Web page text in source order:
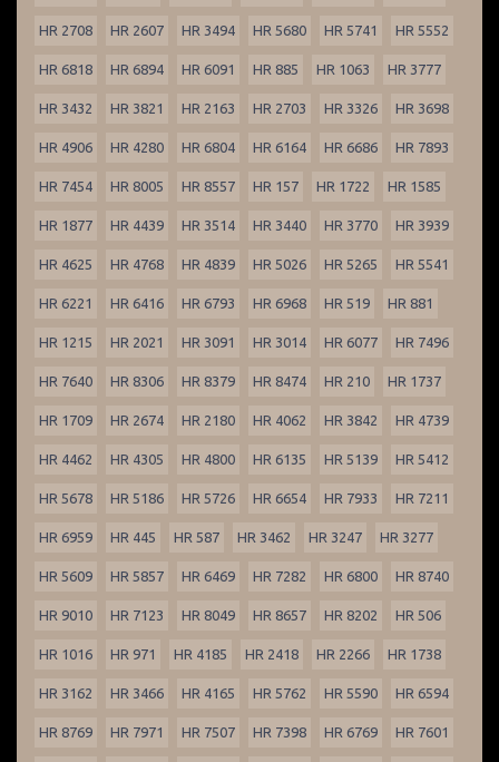
HR 2708 HR 2607 HR 3494 HR 5680 HR 5741 HR 5552
HR 6818 HR 6894 HR 6091 HR 885 HR 1063 HR 3777
HR 3432 HR 3821 HR 2163 HR 2703 HR 3326 HR 3698
HR 4906 HR 4280 HR 6804 HR 6164 HR 6686 HR 7893
HR 7454 HR 8005 HR 8557 HR 157 HR 1722 HR 1585
HR 1877 HR 4439 HR 3514 HR 3440 HR 3770 HR 3939
HR 4625 HR 4768 HR 4839 HR 5026 HR 5265 HR 5541
HR 6221 HR 6416 HR 6793 HR 6968 HR 519 HR 881
HR 1215 HR 2021 HR 3091 HR 3014 HR 6077 HR 7496
HR 7640 HR 8306 HR 8379 HR 8474 HR 210 HR 1737
HR 1709 HR 2674 HR 2180 HR 4062 HR 3842 HR 4739
HR 4462 HR 4305 HR 4800 HR 6135 HR 5139 HR 5412
HR 5678 HR 5186 HR 5726 HR 6654 HR 7933 HR 7211
HR 6959 HR 445 HR 587 HR 3462 HR 3247 HR 3277
HR 5609 HR 5857 HR 6469 HR 7282 HR 6800 HR 8740
HR 9010 HR 7123 HR 8049 HR 8657 HR 8202 HR 506
HR 1016 HR 971 HR 4185 HR 2418 HR 2266 HR 1738
HR 3162 HR 3466 HR 4165 HR 5762 HR 5590 HR 6594
HR 8769 HR 7971 HR 7507 HR 7398 HR 6769 HR 7601